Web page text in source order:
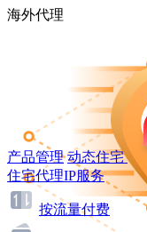
海外代理
产品管理 动态住宅
住宅代理IP服务
按流量付费